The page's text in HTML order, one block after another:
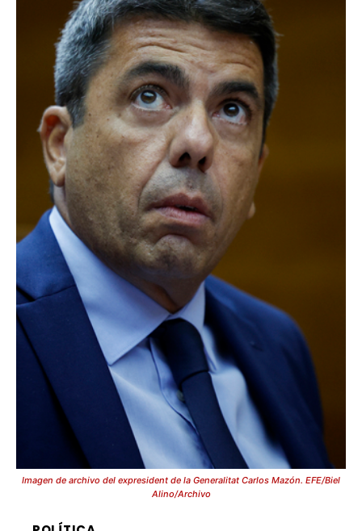
Imagen de archivo del expresident de la Generalitat Carlos Mazón. EFE/Biel
Alino/Archivo